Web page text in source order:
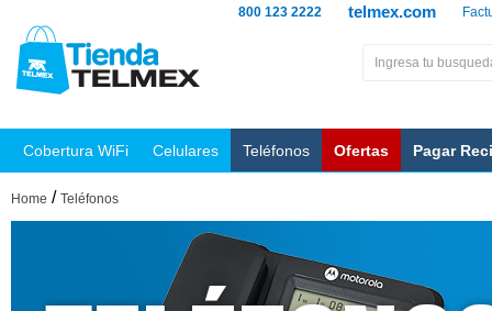
telmex.com
800 123 2222
Cobertura WiFi Celulares Teléfonos Ofertas Pagar
Home / Teléfonos